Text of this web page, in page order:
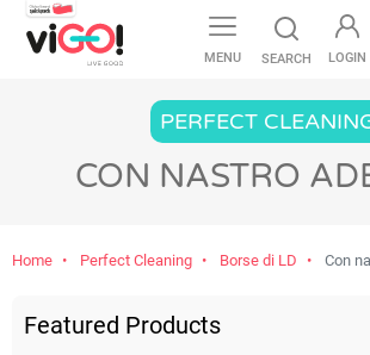
MENU SEARCH LOGIN
PERFECT
CON NASTRO
Home Perfect Cleaning Borse di LD Con
Featured Products